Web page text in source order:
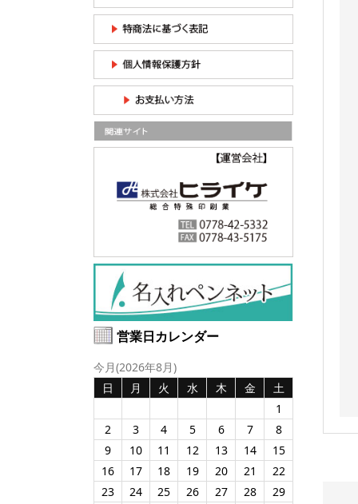
営業日カレンダー
今月(2026年8月)
日
月 火 水 木 金
土
1
2
3 4 5 6 7
8
9
10 11 12 13 14
15
16
17 18 19 20 21
22
23
24 25 26 27 28
29